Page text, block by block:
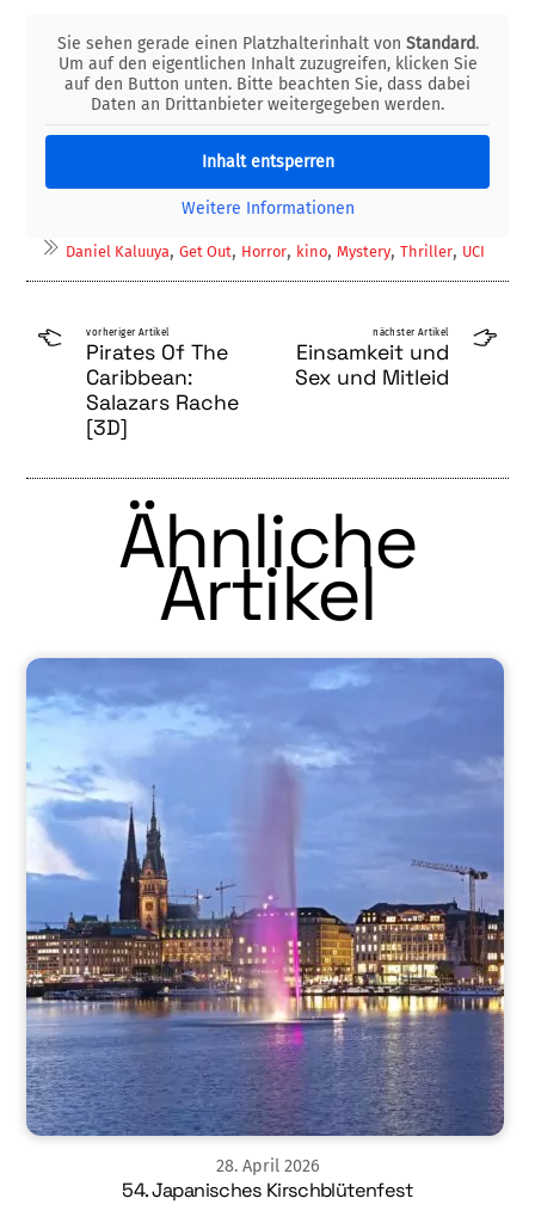
Sie sehen gerade einen Platzhalterinhalt von Standard.
Um auf den eigentlichen Inhalt zuzugreifen, klicken Sie
auf den Button unten. Bitte beachten Sie, dass dabei
Daten an Drittanbieter weitergegeben werden.
Inhalt entsperren
Weitere Informationen
Daniel Kaluuya,Get Out, Horror, kino,Mystery,Thriller, UCI
vorheriger Artikel
Pirates Of The
Caribbean:
Salazars Rache
[3D]
nächster Artikel
Einsamkeit und
Sex und Mitleid
Ähnliche
Artikel
28. April 2026
54. Japanisches Kirschblütenfest